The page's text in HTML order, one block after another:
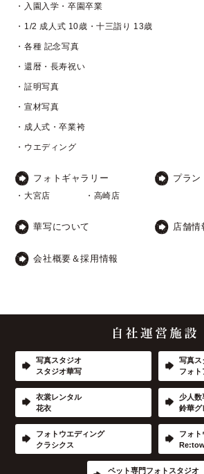
・入園入学・卒園卒業
・1/2 成人式 10歳・十三詣り 13歳
・各種 記念写真
・還暦・長寿祝い
・証明写真
・宣材写真
・成人式・卒業袴
・ウエディング
フォトギャラリー
・大宮店 ・高崎店
プラン
華写について 店舗情
会社概要＆採用情報
写真スタジオ
スタジオ華写
写真ス
フォト
衣裳レンタル
花衣
少人数
鈴華グ
フォトウエディング
クラシクス
フォト
ペット専門フォトスタジオ